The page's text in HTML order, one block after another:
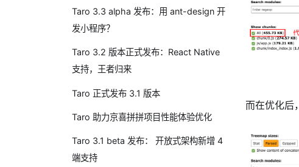
Taro 3.3 alpha 发布：用 ant-design 开
发小程序？
Taro 3.2 版本正式发布：React Native
支持，王者归来
Taro 正式发布 3.1 版本
Taro 助力京喜拼拼项目性能体验优化
Taro 3.1 beta 发布： 开放式架构新增 4
端支持
而在优化后